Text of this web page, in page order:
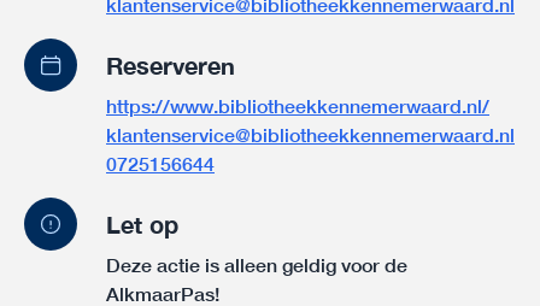
Reserveren
https://www.bibliotheekkennemerwaard.nl/
klantenservice@bibliotheekkennemerwaard.nl
0725156644
Let op
Deze actie is alleen geldig voor de
AlkmaarPas!